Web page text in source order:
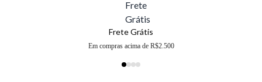
Frete Grátis
Em compras acima de R$2.500